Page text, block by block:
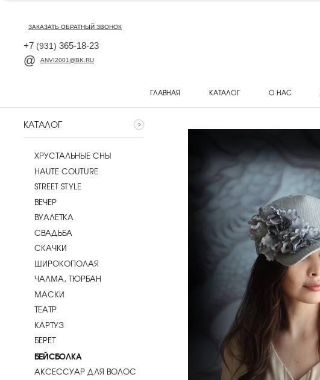
ЗАКАЗАТЬ ОБРАТНЫЙ ЗВОНОК
+7 (931) 365-18-23
ANVI2001@BK.RU
ГЛАВНАЯ КАТАЛОГ О НАС
КАТАЛОГ
ХРУСТАЛЬНЫЕ СНЫ
HAUTE COUTURE
STREET STYLE
ВЕЧЕР
ВУАЛЕТКА
CВАДЬБА
СКАЧКИ
ШИРОКОПОЛАЯ
ЧАЛМА, ТЮРБАН
МАСКИ
ТЕАТР
КАРТУЗ
БЕРЕТ
БЕЙСБОЛКА
АКСЕССУАР ДЛЯ ВОЛОС